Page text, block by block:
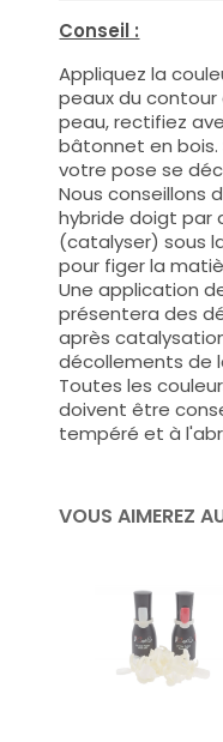
Conseil :
Appliquez la
peaux du contour
peau, rectifiez
bâtonnet en bois.
votre pose se
Nous conseillons
hybride doigt par
(catalyser) sous
pour figer la
Une application
présentera des
après
décollements de
Toutes les
doivent être
tempéré et à
VOUS AIMEREZ